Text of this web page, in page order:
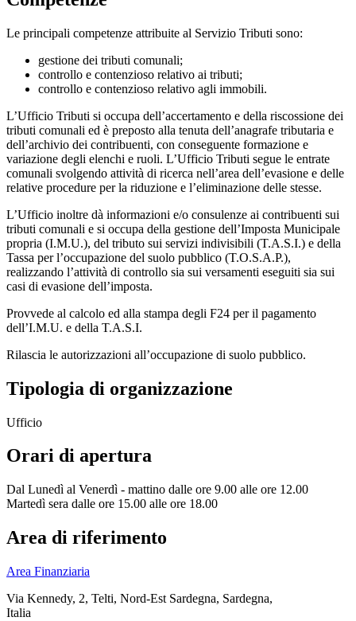
Le principali competenze attribuite al Servizio Tributi sono:
gestione dei tributi comunali;
controllo e contenzioso relativo ai tributi;
controllo e contenzioso relativo agli immobili.
L’Ufficio Tributi si occupa dell’accertamento e della riscossione dei
tributi comunali ed è preposto alla tenuta dell’anagrafe tributaria e
dell’archivio dei contribuenti, con conseguente formazione e
variazione degli elenchi e ruoli. L’Ufficio Tributi segue le entrate
comunali svolgendo attività di ricerca nell’area dell’evasione e delle
relative procedure per la riduzione e l’eliminazione delle stesse.
L’Ufficio inoltre dà informazioni e/o consulenze ai contribuenti sui
tributi comunali e si occupa della gestione dell’Imposta Municipale
propria (I.M.U.), del tributo sui servizi indivisibili (T.A.S.I.) e della
Tassa per l’occupazione del suolo pubblico (T.O.S.A.P.),
realizzando l’attività di controllo sia sui versamenti eseguiti sia sui
casi di evasione dell’imposta.
Provvede al calcolo ed alla stampa degli F24 per il pagamento
dell’I.M.U. e della T.A.S.I.
Rilascia le autorizzazioni all’occupazione di suolo pubblico.
Tipologia di organizzazione
Ufficio
Orari di apertura
Dal Lunedì al Venerdì - mattino dalle ore 9.00 alle ore 12.00
Martedì sera dalle ore 15.00 alle ore 18.00
Area di riferimento
Area Finanziaria
Via Kennedy, 2, Telti, Nord-Est Sardegna, Sardegna,
Italia